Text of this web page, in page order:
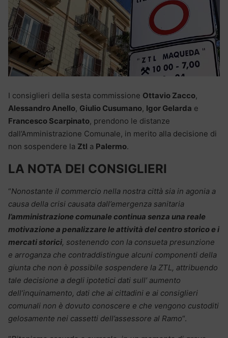
I consiglieri della sesta commissione Ottavio Zacco,
Alessandro Anello, Giulio Cusumano, Igor Gelarda e
Francesco Scarpinato, prendono le distanze
dall’Amministrazione Comunale, in merito alla decisione di
non sospendere la Ztl a Palermo.
LA NOTA DEI CONSIGLIERI
“Nonostante il commercio nella nostra città sia in agonia a
causa della crisi causata dall’emergenza sanitaria
l’amministrazione comunale continua senza una reale
motivazione a penalizzare le attività del centro storico e i
mercati storici, sostenendo con la consueta presunzione
e arroganza che contraddistingue alcuni componenti della
giunta che non è possibile sospendere la ZTL, attribuendo
tale decisione a degli ipotetici dati sull’ aumento
dell’inquinamento, dati che ai cittadini e ai consiglieri
comunali non è dovuto conoscere e che vengono custoditi
gelosamente nei cassetti dell’assessore al Ramo“.